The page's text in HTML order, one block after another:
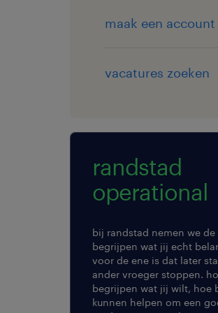
maak een account
vacatures zoeken
randstad
operational
bij randstad nemen we
begrijpen wat jij echt
voor de ene is dat later
ander vroeger stoppen.
begrijpen wat jij wilt, hoe
kunnen helpen om een